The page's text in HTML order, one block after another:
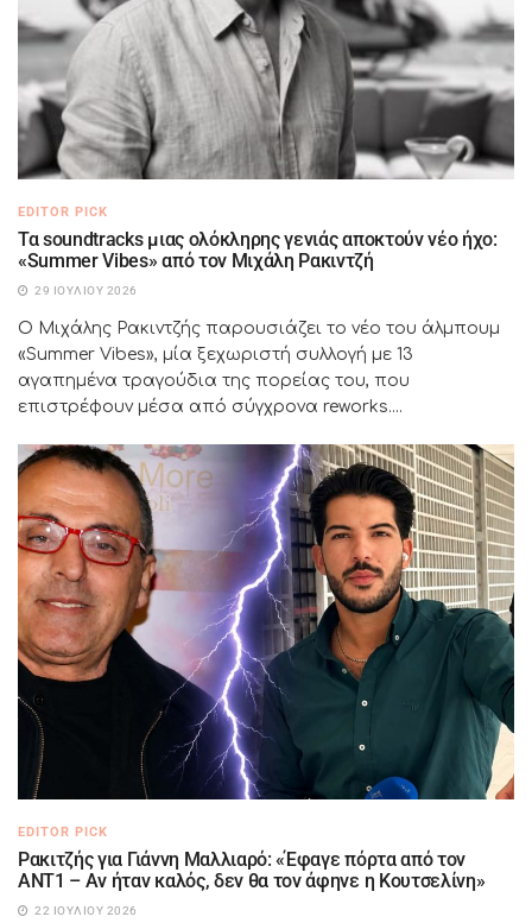
EDITOR PICK
Τα soundtracks μιας ολόκληρης γενιάς αποκτούν νέο ήχο:
«Summer Vibes» από τον Μιχάλη Ρακιντζή
29 ΙΟΥΛΊΟΥ 2026
Ο Μιχάλης Ρακιντζής παρουσιάζει το νέο του άλμπουμ
«Summer Vibes», μία ξεχωριστή συλλογή με 13
αγαπημένα τραγούδια της πορείας του, που
επιστρέφουν μέσα από σύγχρονα reworks....
EDITOR PICK
Ρακιτζής για Γιάννη Μαλλιαρό: «Έφαγε πόρτα από τον
ΑΝΤ1 – Αν ήταν καλός, δεν θα τον άφηνε η Κουτσελίνη»
22 ΙΟΥΛΊΟΥ 2026